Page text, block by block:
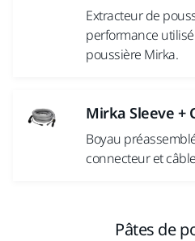
Extracteur de
performance
poussière Mirka.
Mirka Sleeve +
Boyau
connecteur et
Pâtes de